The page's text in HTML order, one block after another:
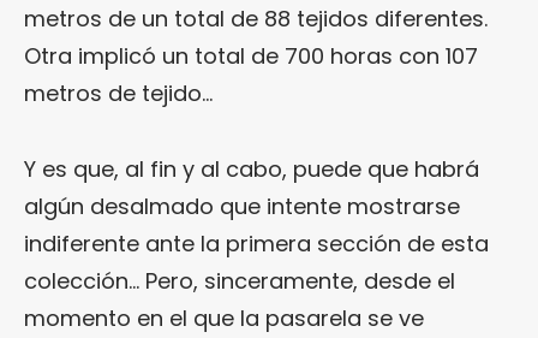
metros de un total de 88 tejidos diferentes.
Otra implicó un total de 700 horas con 107
metros de tejido…
Y es que, al fin y al cabo, puede que habrá
algún desalmado que intente mostrarse
indiferente ante la primera sección de esta
colección… Pero, sinceramente, desde el
momento en el que la pasarela se ve